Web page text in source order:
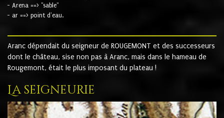
- Arena ==> "sable"
- ar ==> point d'eau.
Aranc dépendait du seigneur de ROUGEMONT et des successeurs
dont le château, sise non pas à Aranc, mais dans le hameau de
Rougemont, était le plus imposant du plateau !
La seigneurie